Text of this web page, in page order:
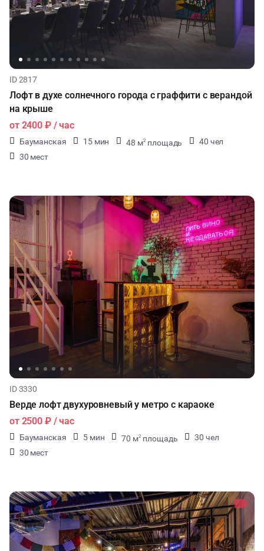
ID 2817
Лофт в духе солнечного города с граффити с верандой
на крыше
от 2400 ₽/ час
Бауманская 15 мин 48 м2 площадь
40 чел
30 мест
ID 3330
Верде лофт двухуровневый у метро с караоке
от 2500 ₽/ час
Бауманская 5 мин 70 м2 площадь
30 чел
30 мест